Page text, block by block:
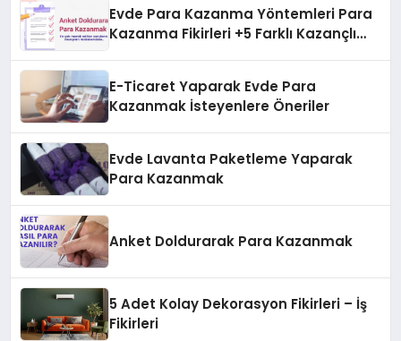
Evde Para Kazanma Yöntemleri Para
Kazanma Fikirleri +5 Farklı Kazançlı
E-Ticaret Yaparak Evde Para
Kazanmak İsteyenlere Öneriler
Evde Lavanta Paketleme Yaparak
Para Kazanmak
Anket Doldurarak Para Kazanmak
5 Adet Kolay Dekorasyon Fikirleri – İş
Fikirleri